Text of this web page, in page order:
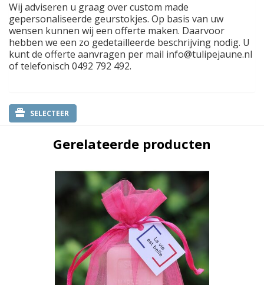
Wij adviseren u graag over custom made
gepersonaliseerde geurstokjes. Op basis van uw
wensen kunnen wij een offerte maken. Daarvoor
hebben we een zo gedetailleerde beschrijving nodig. U
kunt de offerte aanvragen per mail info@tulipejaune.nl
of telefonisch 0492 792 492.
SELECTEER
Gerelateerde producten